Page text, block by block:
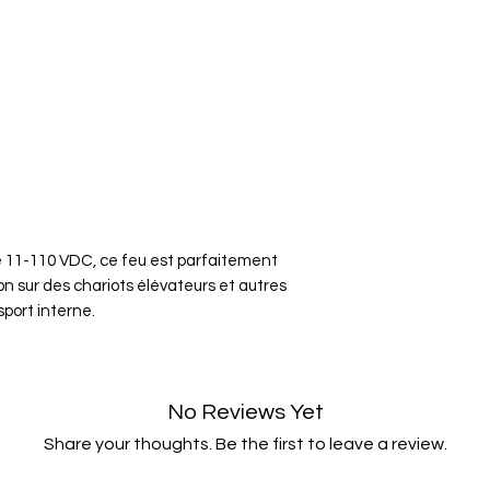
11-110 VDC, ce feu est parfaitement
sur des chariots élévateurs et autres
interne.
No Reviews Yet
Share your thoughts. Be the first to leave a review.